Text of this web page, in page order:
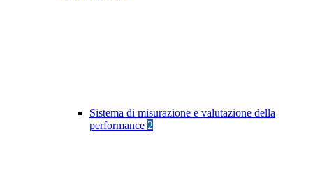
Sistema di misurazione e valutazione della
performance 2